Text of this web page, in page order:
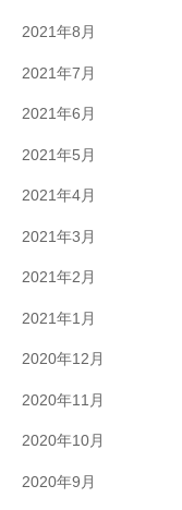
2021年8月
2021年7月
2021年6月
2021年5月
2021年4月
2021年3月
2021年2月
2021年1月
2020年12月
2020年11月
2020年10月
2020年9月